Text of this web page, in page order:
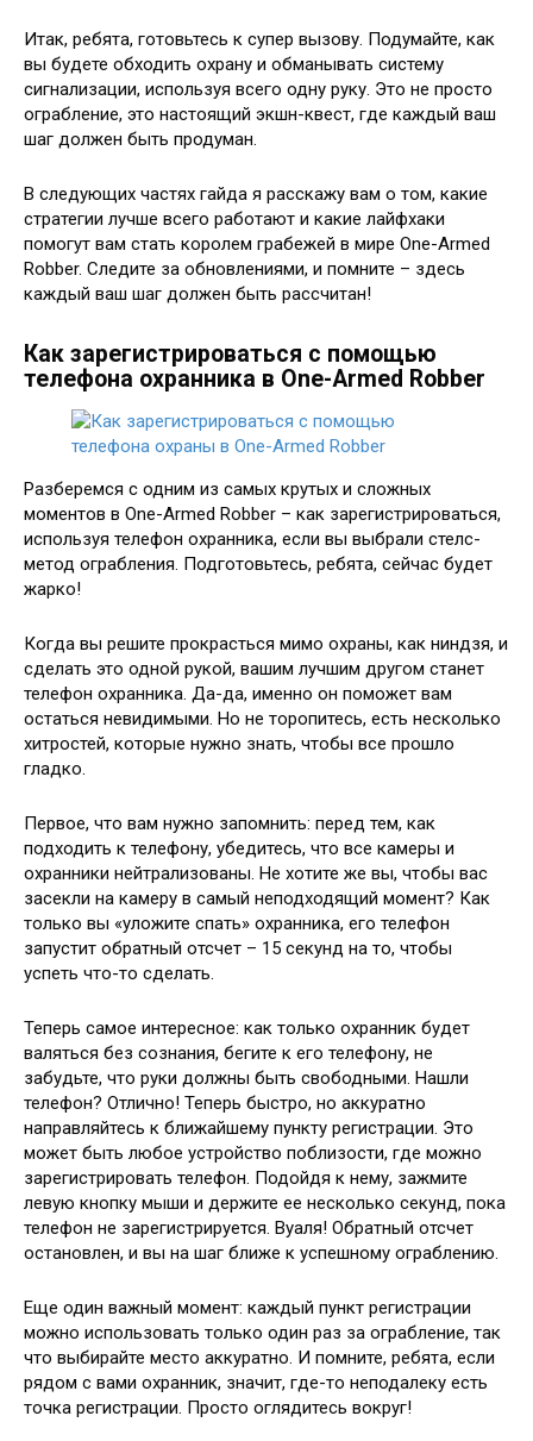
Итак, ребята, готовьтесь к супер вызову. Подумайте, как
вы будете обходить охрану и обманывать систему
сигнализации, используя всего одну руку. Это не просто
ограбление, это настоящий экшн-квест, где каждый ваш
шаг должен быть продуман.
В следующих частях гайда я расскажу вам о том, какие
стратегии лучше всего работают и какие лайфхаки
помогут вам стать королем грабежей в мире One-Armed
Robber. Следите за обновлениями, и помните – здесь
каждый ваш шаг должен быть рассчитан!
Как зарегистрироваться с помощью
телефона охранника в One-Armed Robber
Разберемся с одним из самых крутых и сложных
моментов в One-Armed Robber – как зарегистрироваться,
используя телефон охранника, если вы выбрали стелс-
метод ограбления. Подготовьтесь, ребята, сейчас будет
жарко!
Когда вы решите прокрасться мимо охраны, как ниндзя, и
сделать это одной рукой, вашим лучшим другом станет
телефон охранника. Да-да, именно он поможет вам
остаться невидимыми. Но не торопитесь, есть несколько
хитростей, которые нужно знать, чтобы все прошло
гладко.
Первое, что вам нужно запомнить: перед тем, как
подходить к телефону, убедитесь, что все камеры и
охранники нейтрализованы. Не хотите же вы, чтобы вас
засекли на камеру в самый неподходящий момент? Как
только вы «уложите спать» охранника, его телефон
запустит обратный отсчет – 15 секунд на то, чтобы
успеть что-то сделать.
Теперь самое интересное: как только охранник будет
валяться без сознания, бегите к его телефону, не
забудьте, что руки должны быть свободными. Нашли
телефон? Отлично! Теперь быстро, но аккуратно
направляйтесь к ближайшему пункту регистрации. Это
может быть любое устройство поблизости, где можно
зарегистрировать телефон. Подойдя к нему, зажмите
левую кнопку мыши и держите ее несколько секунд, пока
телефон не зарегистрируется. Вуаля! Обратный отсчет
остановлен, и вы на шаг ближе к успешному ограблению.
Еще один важный момент: каждый пункт регистрации
можно использовать только один раз за ограбление, так
что выбирайте место аккуратно. И помните, ребята, если
рядом с вами охранник, значит, где-то неподалеку есть
точка регистрации. Просто оглядитесь вокруг!